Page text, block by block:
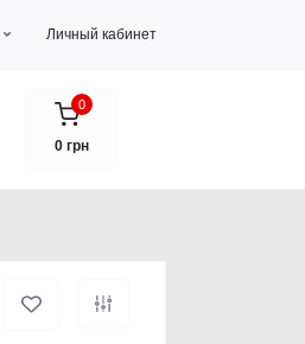
Личный кабинет
0
0 грн